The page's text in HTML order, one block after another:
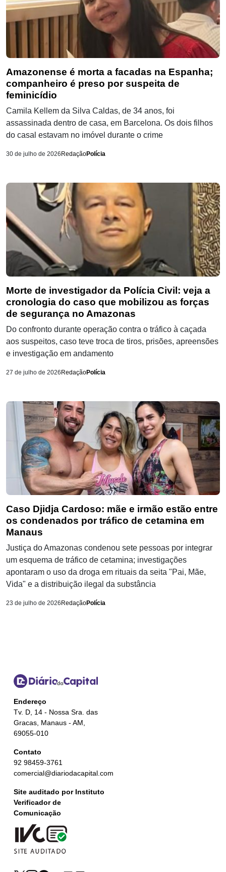
Amazonense é morta a facadas na Espanha;
companheiro é preso por suspeita de
feminicídio
Camila Kellem da Silva Caldas, de 34 anos, foi
assassinada dentro de casa, em Barcelona. Os dois filhos
do casal estavam no imóvel durante o crime
30 de julho de 2026 RedaçãoPolícia
Morte de investigador da Polícia Civil: veja a
cronologia do caso que mobilizou as forças
de segurança no Amazonas
Do confronto durante operação contra o tráfico à caçada
aos suspeitos, caso teve troca de tiros, prisões, apreensões
e investigação em andamento
27 de julho de 2026 RedaçãoPolícia
Caso Djidja Cardoso: mãe e irmão estão entre
os condenados por tráfico de cetamina em
Manaus
Justiça do Amazonas condenou sete pessoas por integrar
um esquema de tráfico de cetamina; investigações
apontaram o uso da droga em rituais da seita "Pai, Mãe,
Vida" e a distribuição ilegal da substância
23 de julho de 2026 RedaçãoPolícia
Endereço
Tv. D, 14 - Nossa Sra. das
Gracas, Manaus - AM,
69055-010
Contato
92 98459-3761
comercial@diariodacapital.com
Site auditado por Instituto
Verificador de
Comunicação